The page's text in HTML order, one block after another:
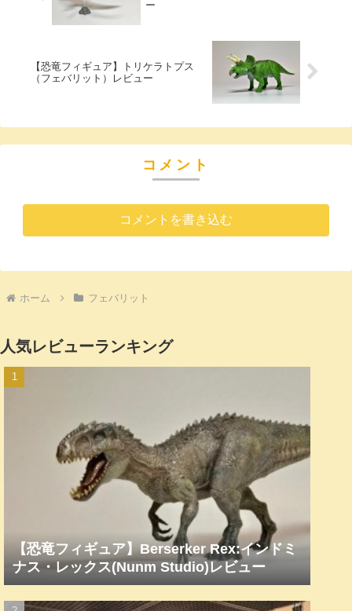
ー
【恐竜フィギュア】トリケラトプス
（フェバリット）レビュー
コメント
コメントを書き込む
ホーム フェバリット
人気レビューランキング
【恐竜フィギュア】Berserker Rex:インドミ
ナス・レックス(Nunm Studio)レビュー